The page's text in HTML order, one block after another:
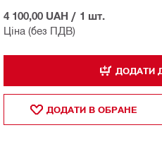
Ціна (без ПДВ)
4 100,00 UAH / 1 шт.
ДОДАТИ
ДОДАТИ В ОБРАНЕ